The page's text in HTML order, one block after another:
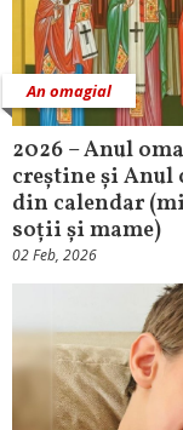
An omagial
2026 – Anul
creștine și
din calendar
soții și mame)
02 Feb, 2026